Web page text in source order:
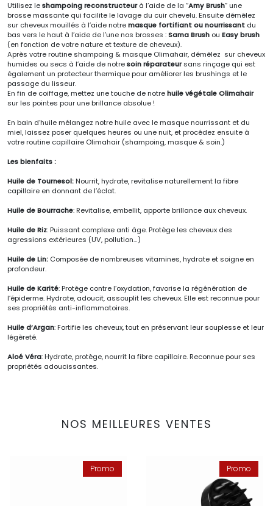
Utilisez leshampoing reconstructeurà l’aide de la “Amy Brush” une
brosse massante qui facilite le lavage du cuir chevelu. Ensuite démêlez
sur cheveux mouillés à l’aide notremasque fortifiant ou nourrissant du
bas vers le haut à l’aide de l’une nos brosses :Sama Brush ou Easy brush
(en fonction de votre nature et texture de cheveux).
Après votre routine shampoing & masque Olimahair, démêlez sur cheveux
humides ou secs à l’aide de notresoin réparateursans rinçage qui est
également un protecteur thermique pour améliorer les brushings et le
passage du lisseur.
En fin de coiffage, mettez une touche de notrehuile végétale Olimahair
sur les pointes pour une brillance absolue !
En bain d’huile mélangez notre huile avec le masque nourrissant et du
miel, laissez poser quelques heures ou une nuit, et procédez ensuite à
votre routine capillaire Olimahair (shampoing, masque & soin.)
Les bienfaits :
Huile de Tournesol:Nourrit, hydrate, revitalise naturellement la fibre
capillaire en donnant de l’éclat.
Huile de Bourrache: Revitalise, embellit, apporte brillance aux cheveux.
Huile de Riz: Puissant complexe anti âge. Protège les cheveux des
agressions extérieures (UV, pollution…)
Huile de Lin: Composée de nombreuses vitamines, hydrate et soigne en
profondeur.
Huile de Karité: Protège contre l’oxydation, favorise la régénération de
l’épiderme. Hydrate, adoucit, assouplit les cheveux. Elle est reconnue pour
ses propriétés anti-inflammatoires.
Huile d’Argan: Fortifie les cheveux, tout en préservant leur souplesse et leur
légèreté.
Aloé Véra: Hydrate, protège, nourrit la fibre capillaire. Reconnue pour ses
propriétés adoucissantes.
NOS MEILLEURES VENTES
Promo Promo